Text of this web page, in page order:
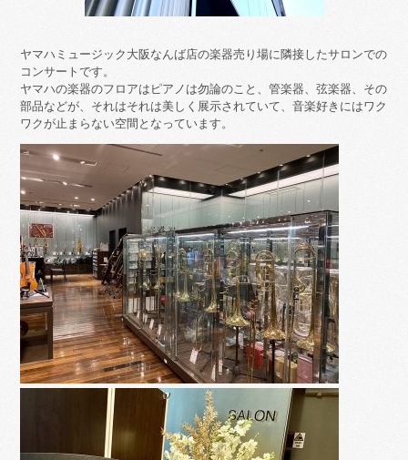
ヤマハミュージック大阪なんば店の楽器売り場に隣接したサロンでの
コンサートです。
ヤマハの楽器のフロアはピアノは勿論のこと、管楽器、弦楽器、その
部品などが、それはそれは美しく展示されていて、音楽好きにはワク
ワクが止まらない空間となっています。